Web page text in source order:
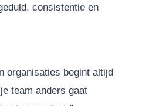
consistentie en
organisaties begint altijd
team anders gaat